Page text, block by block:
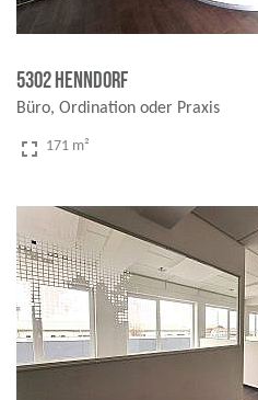
5302 Henndorf
Büro, Ordination oder Praxis
fullscreen 171 m²